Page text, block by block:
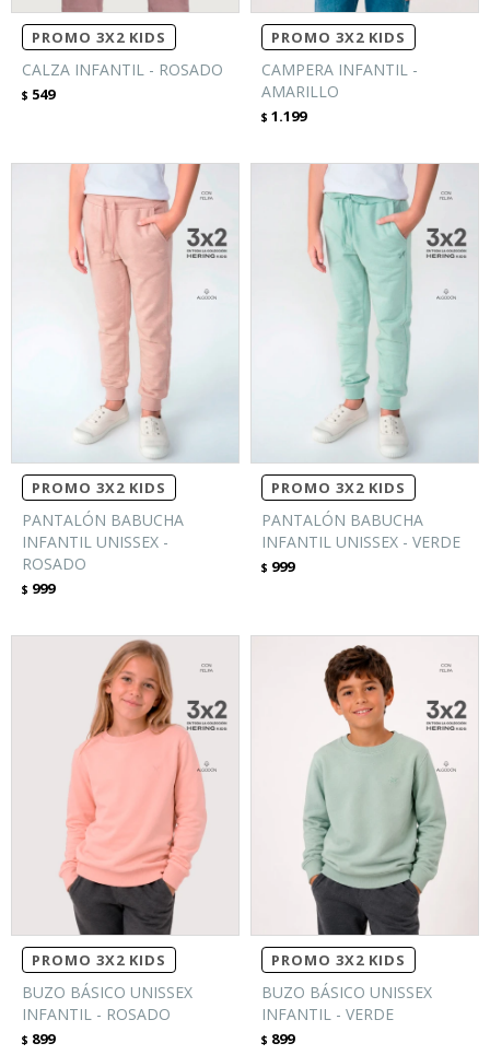
PROMO 3X2 KIDS
CALZA INFANTIL - ROSADO
$ 549
PROMO 3X2 KIDS
CAMPERA INFANTIL -
AMARILLO
$ 1.199
PROMO 3X2 KIDS
PANTALÓN BABUCHA
INFANTIL UNISSEX -
ROSADO
$ 999
PROMO 3X2 KIDS
PANTALÓN BABUCHA
INFANTIL UNISSEX - VERDE
$ 999
PROMO 3X2 KIDS
BUZO BÁSICO UNISSEX
INFANTIL - ROSADO
$ 899
PROMO 3X2 KIDS
BUZO BÁSICO UNISSEX
INFANTIL - VERDE
$ 899